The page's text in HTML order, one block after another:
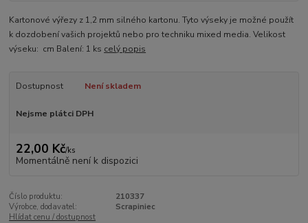
Kartonové výřezy z 1,2 mm silného kartonu. Tyto výseky je možné použít
k dozdobení vašich projektů nebo pro techniku mixed media. Velikost
výseku: cm Balení: 1 ks celý popis
Dostupnost Není skladem
Nejsme plátci DPH
22,00 Kč/ks
Momentálně není k dispozici
Číslo produktu:
210337
Výrobce, dodavatel:
Scrapiniec
Hlídat cenu / dostupnost